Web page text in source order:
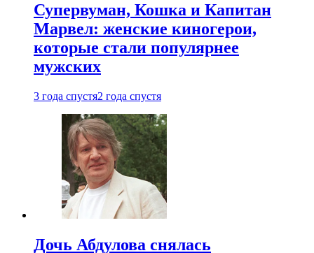
Супервуман, Кошка и Капитан
Марвел: женские киногерои,
которые стали популярнее
мужских
3 года спустя2 года спустя
Дочь Абдулова снялась